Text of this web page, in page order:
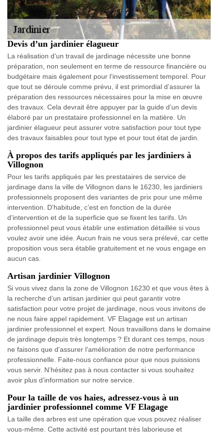
Devis d’un jardinier élagueur
La réalisation d’un travail de jardinage nécessite une bonne
préparation, non seulement en terme de ressource financière ou
budgétaire mais également pour l’investissement temporel. Pour
que tout se déroule comme prévu, il est primordial d’assurer la
préparation des ressources nécessaires pour la mise en œuvre
des travaux. Cela devrait être appuyer par la guide d’un devis
élaboré par un prestataire professionnel en la matière. Un
jardinier élagueur peut assurer votre satisfaction pour tout type
des travaux faisables pour tout type et pour tout état de jardin.
À propos des tarifs appliqués par les jardiniers à
Villognon
Pour les tarifs appliqués par les prestataires de service de
jardinage dans la ville de Villognon dans le 16230, les jardiniers
professionnels proposent des variantes de prix pour une même
intervention. D’habitude, c’est en fonction de la durée
d’intervention et de la superficie que se fixent les tarifs. Un
professionnel peut vous établir une estimation détaillée si vous
voulez avoir une idée. Aucun frais ne vous sera prélevé, car cette
proposition vous sera établie gratuitement et ne vous engage en
aucun cas.
Artisan jardinier Villognon
Si vous vivez dans la zone de Villognon 16230 et que vous êtes à
la recherche d’un artisan jardinier qui peut garantir votre
satisfaction pour votre projet de jardinage, nous vous invitons de
ne nous faire appel rapidement. VF Elagage est un artisan
jardinier professionnel et expert. Nous travaillons dans le domaine
de jardinage depuis très longtemps ? Et durant ces temps, nous
ne faisons que d’assurer l’amélioration de notre performance
professionnelle. Faite-nous confiance pour que nous puissions
vous servir. N’hésitez pas à nous contacter si vous souhaitez
avoir plus d’information sur notre service.
Pour la taille de vos haies, adressez-vous à un
jardinier professionnel comme VF Elagage
La taille des arbres est une opération que vous pouvez réaliser
vous-même. Cette activité est pourtant très laborieuse et